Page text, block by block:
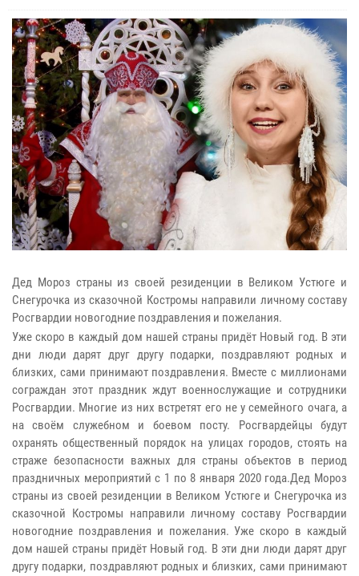
Дед Мороз страны из своей резиденции в Великом Устюге и
Снегурочка из сказочной Костромы направили личному составу
Росгвардии новогодние поздравления и пожелания.
Уже скоро в каждый дом нашей страны придёт Новый год. В эти
дни люди дарят друг другу подарки, поздравляют родных и
близких, сами принимают поздравления. Вместе с миллионами
сограждан этот праздник ждут военнослужащие и сотрудники
Росгвардии. Многие из них встретят его не у семейного очага, а
на своём служебном и боевом посту. Росгвардейцы будут
охранять общественный порядок на улицах городов, стоять на
страже безопасности важных для страны объектов в период
праздничных мероприятий с 1 по 8 января 2020 года.Дед Мороз
страны из своей резиденции в Великом Устюге и Снегурочка из
сказочной Костромы направили личному составу Росгвардии
новогодние поздравления и пожелания. Уже скоро в каждый
дом нашей страны придёт Новый год. В эти дни люди дарят друг
другу подарки, поздравляют родных и близких, сами принимают